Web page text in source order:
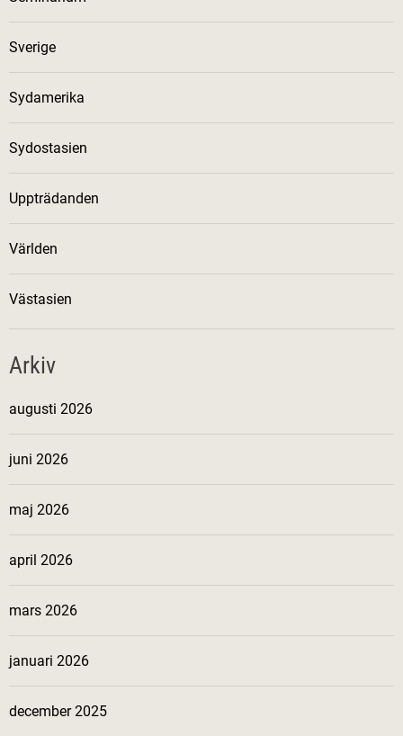
Sverige
Sydamerika
Sydostasien
Uppträdanden
Världen
Västasien
Arkiv
augusti 2026
juni 2026
maj 2026
april 2026
mars 2026
januari 2026
december 2025